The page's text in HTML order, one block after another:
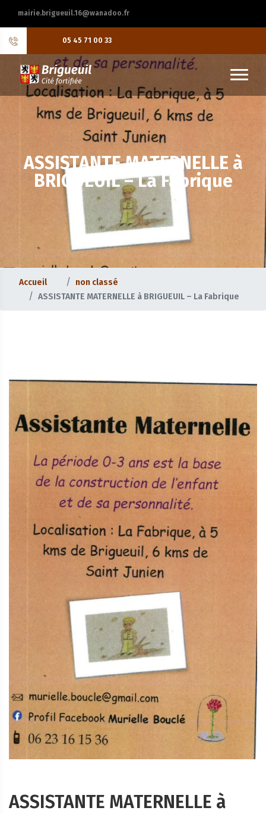
mairie.brigueuil.16@wanadoo.fr
05 45 71 00 33
ASSISTANTE MATERNELLE à
BRIGUEUIL – La Fabrique
Accueil
non classé
ASSISTANTE MATERNELLE à BRIGUEUIL – La Fabrique
ASSISTANTE MATERNELLE à